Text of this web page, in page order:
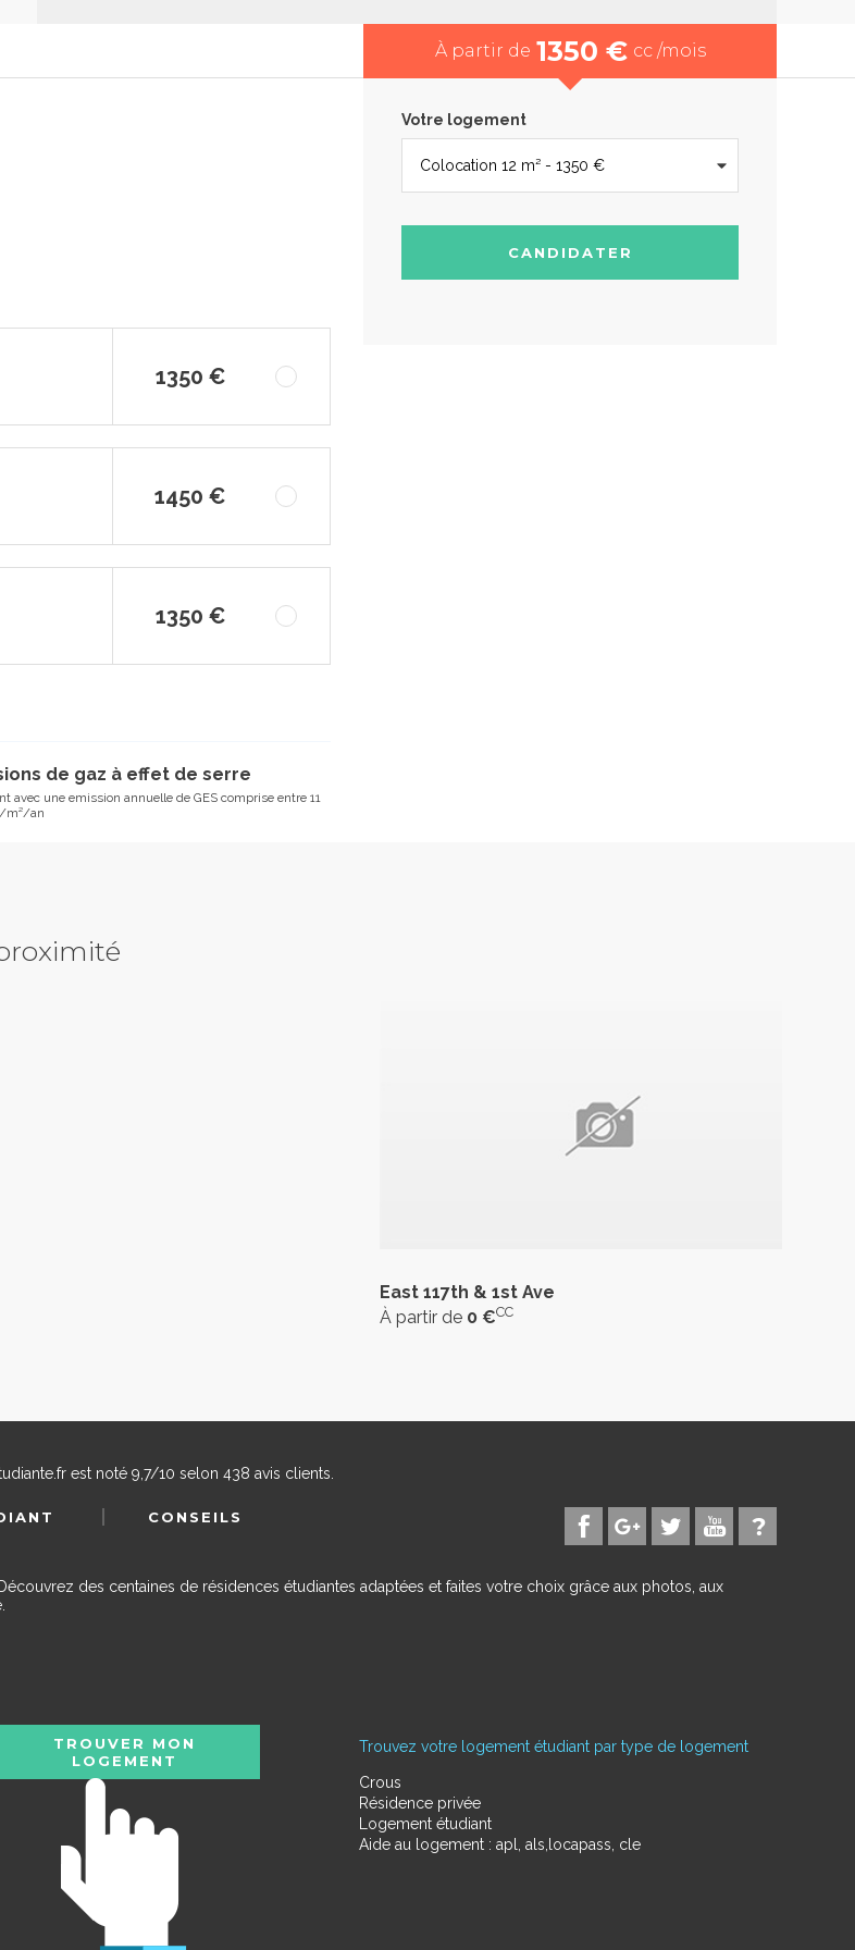
1350 €
1450 €
1350 €
de gaz à effet de serre
avec une emission annuelle de GES comprise entre 11
m²/an
À partir de 1350 € cc /mois
Votre logement
CANDIDATER
East 117th & 1st Ave
À partir de 0 €CC
est noté 9,7/10 selon 438 avis clients.
CONSEILS
des centaines de résidences étudiantes adaptées et faites votre choix grâce aux photos, aux
Trouvez votre logement étudiant par type de logement
Crous
Résidence privée
Logement étudiant
Aide au logement : apl, als,locapass, cle
TROUVER MON
LOGEMENT